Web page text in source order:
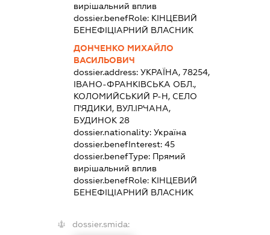
вирішальний вплив
dossier.benefRole: КІНЦЕВИЙ
БЕНЕФІЦІАРНИЙ ВЛАСНИК
ДОНЧЕНКО МИХАЙЛО
ВАСИЛЬОВИЧ
dossier.address:УКРАЇНА, 78254,
ІВАНО-ФРАНКІВСЬКА ОБЛ.,
КОЛОМИЙСЬКИЙ Р-Н, СЕЛО
П'ЯДИКИ, ВУЛ.ІРЧАНА,
БУДИНОК 28
dossier.nationality:Україна
dossier.benefInterest:45
dossier.benefType: Прямий
вирішальний вплив
dossier.benefRole: КІНЦЕВИЙ
БЕНЕФІЦІАРНИЙ ВЛАСНИК
dossier.smida: